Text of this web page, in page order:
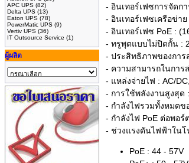
APC UPS (82)
Delta UPS (13)
Eaton UPS (78)
PowerMatic UPS (9)
Vertiv UPS (36)
IT Outsource Service (1)
ผู้ผลิต
- อินเทอร์เฟซการจัดก
- อินเทอร์เฟซเครือข่า
- อินเทอร์เฟซ PoE :
- ทรูพุตแบบไม่ปิดกั้น :
- ประสิทธิภาพของการ
- ความสามารถในการ
- แหล่งจ่ายไฟ : AC/
- การใช้พลังงานสูงสุด
- กำลังไฟรวมทั้งหมดข
- กำลังไฟ PoE ต่อพอร์
- ช่วงแรงดันไฟฟ้าในโ
PoE : 44 - 57V